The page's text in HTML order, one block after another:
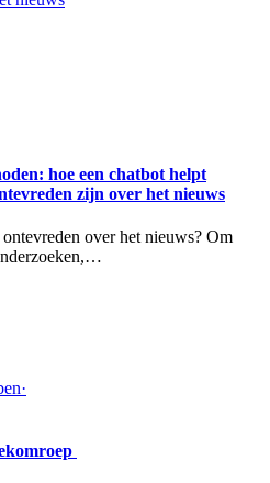
hoe een chatbot helpt
zijn over het nieuws
over het nieuws? Om
·